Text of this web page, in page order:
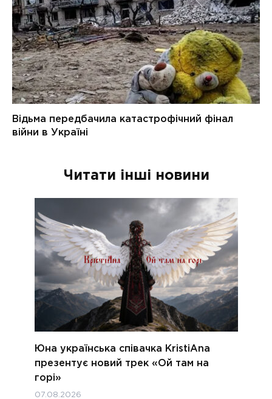
Читати інші новини
Юна українська співачка KristiAna
презентує новий трек «Ой там на
горі»
07.08.2026